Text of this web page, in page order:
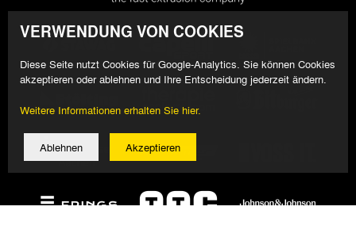
VERWENDUNG VON COOKIES
Diese Seite nutzt Cookies für Google-Analytics. Sie können Cookies
akzeptieren oder ablehnen und Ihre Entscheidung jederzeit ändern.
Weitere Informationen erhalten Sie hier.
Ablehnen Akzeptieren